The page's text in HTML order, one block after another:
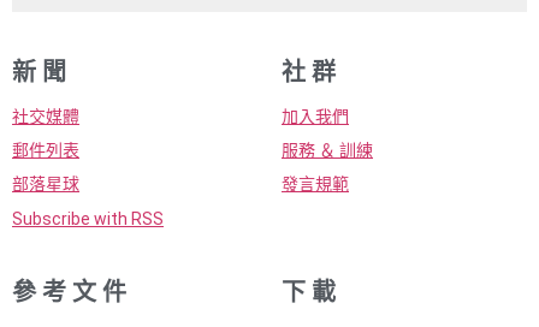
新 聞
社交媒體
郵件列表
部落星球
Subscribe with RSS
社 群
加入我們
服務 ＆ 訓練
發言規範
參 考 文 件 下 載